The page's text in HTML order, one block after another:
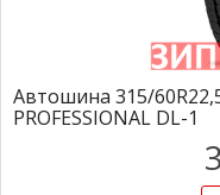
Автошина 315/
PROFESSIONAL DL-1